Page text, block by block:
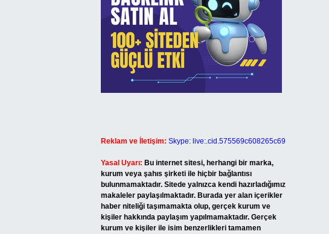
Reklam ve İletişim: Skype: live:.cid.575569c608265c69
Yasal Uyarı: Bu internet sitesi, herhangi bir marka,
kurum veya şahıs şirketi ile hiçbir bağlantısı
bulunmamaktadır. Sitede yalnızca kendi hazırladığımız
makaleler paylaşılmaktadır. Burada yer alan içerikler
haber niteliği taşımamakta olup, gerçek kurum ve
kişiler hakkında paylaşım yapılmamaktadır. Gerçek
kurum ve kişiler ile isim benzerlikleri tamamen